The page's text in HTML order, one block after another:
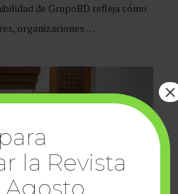
de GrupoBD refleja cómo
organizaciones …
la Revista
Agosto
×